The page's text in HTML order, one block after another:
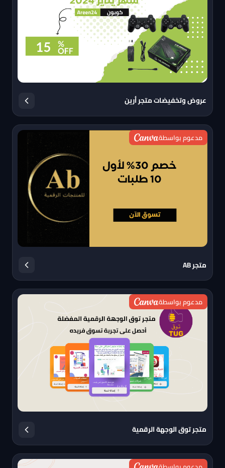
عروض وتخفيضات متجر أرين
مدعوم بواسطة
متجر AB
مدعوم بواسطة
متجر توق الوجهة الرقمية